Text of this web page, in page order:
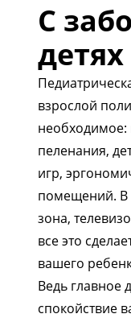
С
детях
взрослой
необходимое:
пеленания,
игр,
помещений. В
зона,
все это
вашего
Ведь главное
спокойствие